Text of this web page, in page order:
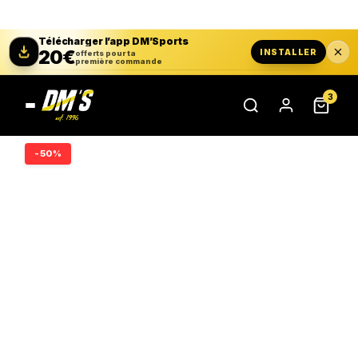
Télécharger l’app DM’Sports
20€offerts pour ta
première commande
INSTALLER
3
-50%